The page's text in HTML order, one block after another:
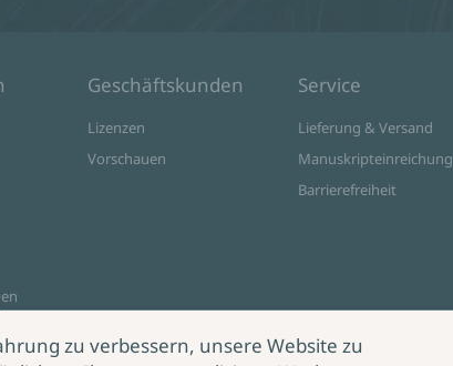
Geschäftskunden
Lizenzen
Vorschauen
Service
Lieferung & Versand
Manuskripteinreichung
Barrierefreiheit
zu verbessern, unsere Website zu